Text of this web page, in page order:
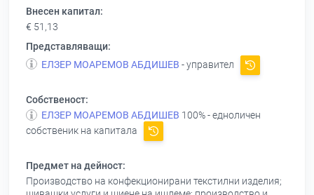
Внесен капитал:
€ 51,13
Представляващи:
ЕЛЗЕР МОАРЕМОВ АБДИШЕВ - управител
Собственост:
ЕЛЗЕР МОАРЕМОВ АБДИШЕВ 100% - едноличен
собственик на капитала
Предмет на дейност:
Производство на конфекционирани текстилни изделия;